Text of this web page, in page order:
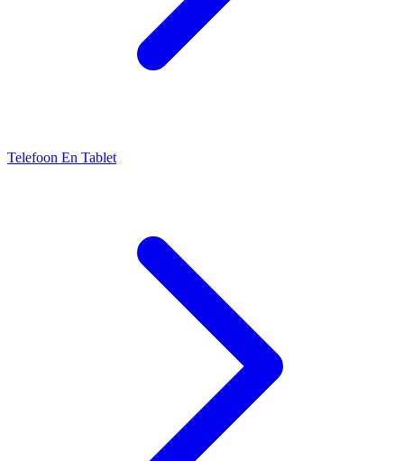
Telefoon En Tablet